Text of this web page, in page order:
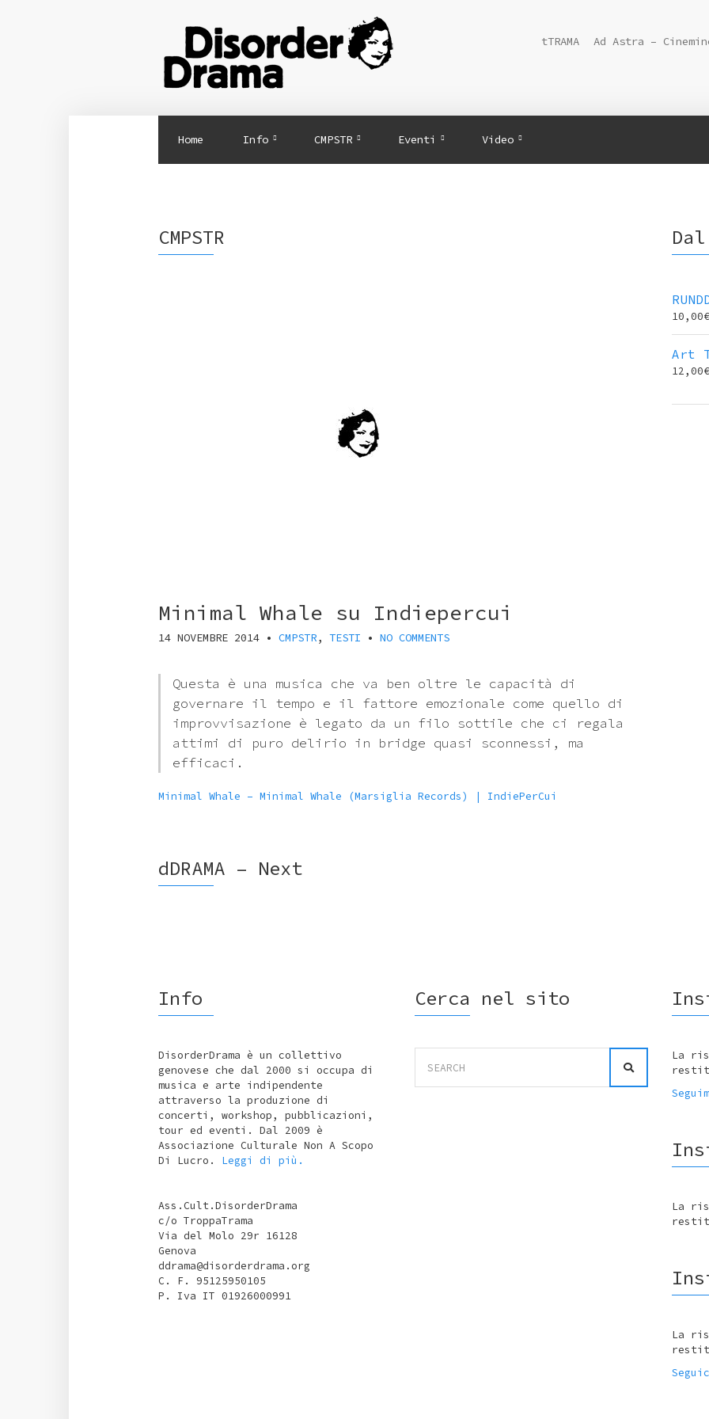
tTRAMA Ad Astra –
Home Info CMPSTR Eventi Video
CMPSTR
Minimal Whale su Indiepercui
14 NOVEMBRE 2014• CMPSTR, TESTI • NO COMMENTS
Questa è una musica che va ben oltre le capacità di
governare il tempo e il fattore emozionale come quello di
improvvisazione è legato da un filo sottile che ci regala
attimi di puro delirio in bridge quasi sconnessi, ma
efficaci.
Minimal Whale – Minimal Whale (Marsiglia Records) | IndiePerCui
10,00
Art
12,00
dDRAMA – Next
Info
DisorderDrama è un collettivo
genovese che dal 2000 si occupa di
musica e arte indipendente
attraverso la produzione di
concerti, workshop, pubblicazioni,
tour ed eventi. Dal 2009 è
Associazione Culturale Non A Scopo
Di Lucro. Leggi di più.
Ass.Cult.DisorderDrama
c/o TroppaTrama
Via del Molo 29r 16128
Genova
ddrama@disorderdrama.org
C. F. 95125950105
P. Iva IT 01926000991
Cerca nel sito
for:
La
La
La